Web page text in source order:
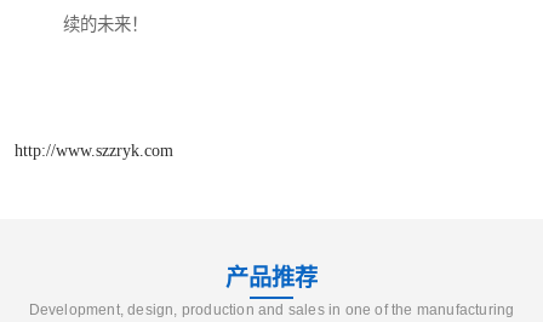
续的未来！
http://www.szzryk.com
产品推荐
Development, design, production and sales in one of the manufacturing